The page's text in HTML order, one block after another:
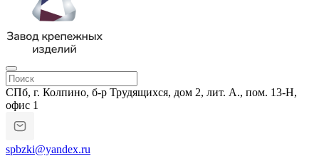
СПб, г. Колпино, б-р Трудящихся, дом 2, лит. А., пом. 13-Н,
офис 1
spbzki@yandex.ru